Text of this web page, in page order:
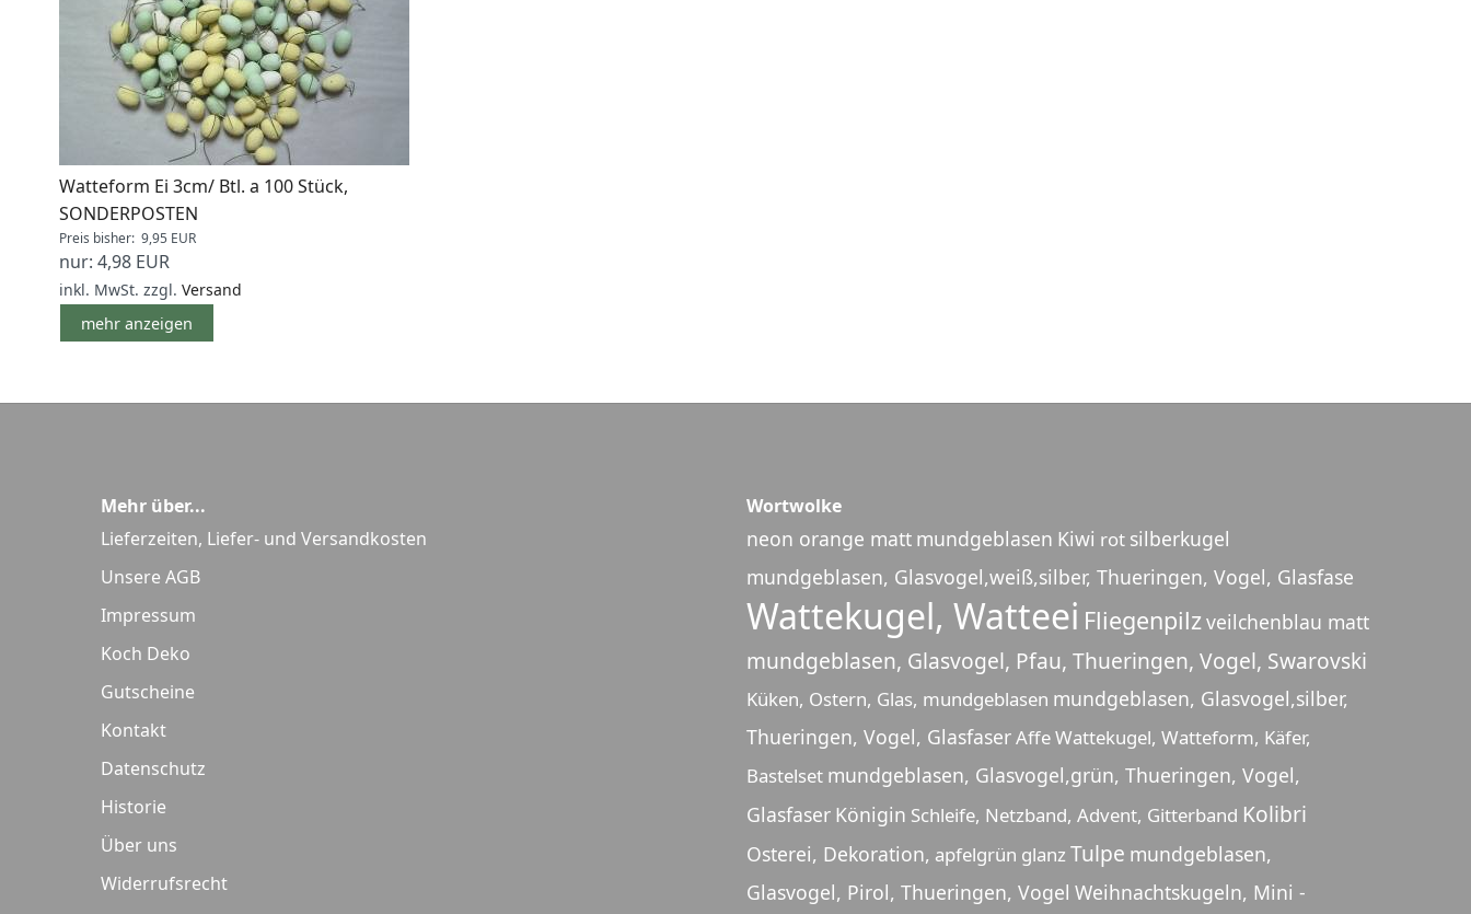
Watteform Ei 3cm/ Btl. a 100 Stück,
SONDERPOSTEN
Preis bisher: 9,95 EUR
nur: 4,98 EUR
inkl. MwSt. zzgl. Versand
mehr anzeigen
Mehr über...
Lieferzeiten, Liefer- und Versandkosten
Unsere AGB
Impressum
Koch Deko
Gutscheine
Kontakt
Datenschutz
Historie
Über uns
Widerrufsrecht
Wortwolke
neon orange matt mundgeblasen Kiwi rot silberkugel
mundgeblasen, Glasvogel,weiß,silber, Thueringen, Vogel, Glasfase
Wattekugel, Watteei Fliegenpilzveilchenblau matt
mundgeblasen, Glasvogel, Pfau, Thueringen, Vogel, Swarovski
Küken, Ostern, Glas, mundgeblasen mundgeblasen, Glasvogel,silber,
Thueringen, Vogel, GlasfaserAffeWattekugel, Watteform, Käfer,
Bastelset mundgeblasen, Glasvogel,grün, Thueringen, Vogel,
Glasfaser Königin Schleife, Netzband, Advent, Gitterband Kolibri
Osterei, Dekoration, apfelgrün glanzTulpe mundgeblasen,
Glasvogel, Pirol, Thueringen, Vogel Weihnachtskugeln, Mini -